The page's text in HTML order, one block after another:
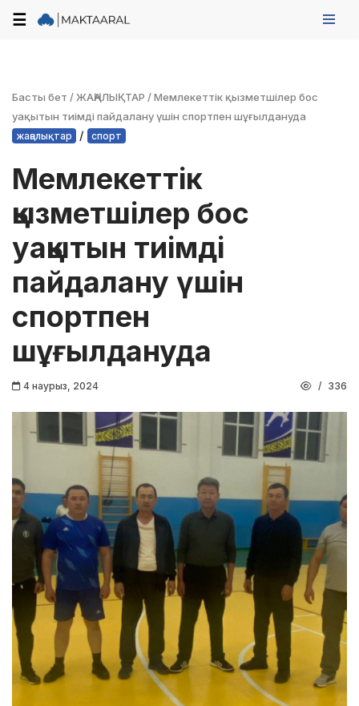
☰
Басты бет /ЖАҢАЛЫҚТАР /Мемлекеттік қызметшілер бос
уақытын тиімді пайдалану үшін спортпен шұғылдануда
жаңалықтар / спорт
Мемлекеттік
қызметшілер бос
уақытын тиімді
пайдалану үшін
спортпен
шұғылдануда
4 наурыз, 2024 336